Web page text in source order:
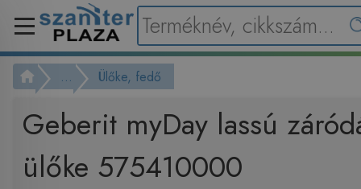
... Ülőke, fedő
Geberit myDay lassú
ülőke 575410000